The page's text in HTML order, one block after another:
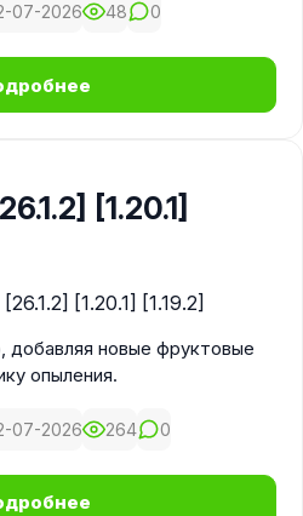
07-2026 48 0
[1.20.1]
новые фруктовые
опыления.
07-2026 264 0